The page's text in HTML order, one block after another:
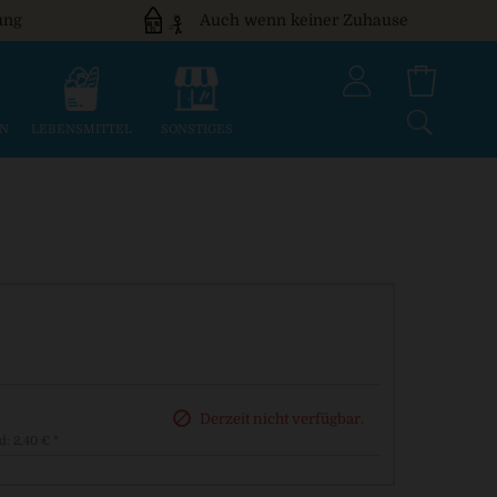
Auch wenn keiner Zuhause
LEBENSMITTEL SONSTIGES
Derzeit nicht verfügbar.